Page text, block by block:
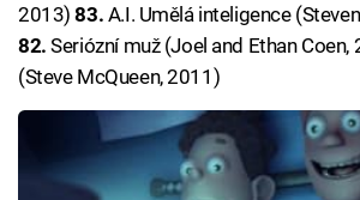
2013)83. A.I. Umělá inteligence
82.Seriózní muž (Joel and Ethan
(Steve McQueen, 2011)